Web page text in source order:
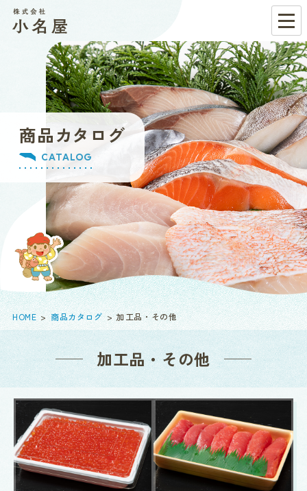
商品カタログ
CATALOG
HOME 商品カタログ 加工品・その他
加工品・その他